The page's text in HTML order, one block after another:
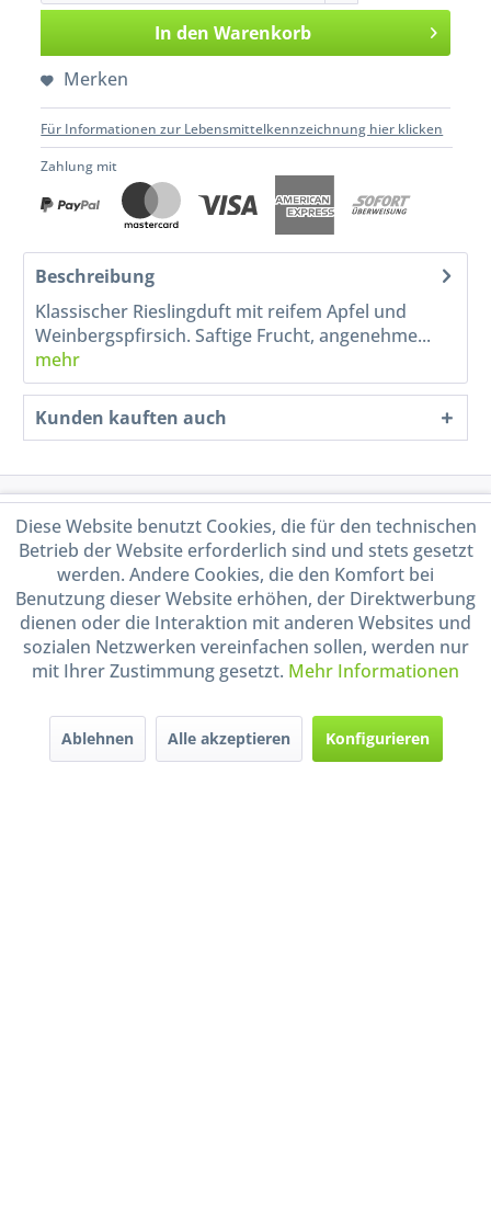
In den Warenkorb
Merken
Für Informationen zur Lebensmittelkennzeichnung hier klicken
Zahlung mit
Beschreibung
Klassischer Rieslingduft mit reifem Apfel und
Weinbergspfirsich. Saftige Frucht, angenehme...
mehr
Kunden kauften auch
Service Hotline
Shop Service
Informationen
Handel mit BIO-Weinen
durch DE-ÖKO-009
Diese Website benutzt Cookies, die für den technischen
Betrieb der Website erforderlich sind und stets gesetzt
werden. Andere Cookies, die den Komfort bei
Benutzung dieser Website erhöhen, der Direktwerbung
dienen oder die Interaktion mit anderen Websites und
sozialen Netzwerken vereinfachen sollen, werden nur
mit Ihrer Zustimmung gesetzt. Mehr Informationen
Ablehnen Alle akzeptieren Konfigurieren